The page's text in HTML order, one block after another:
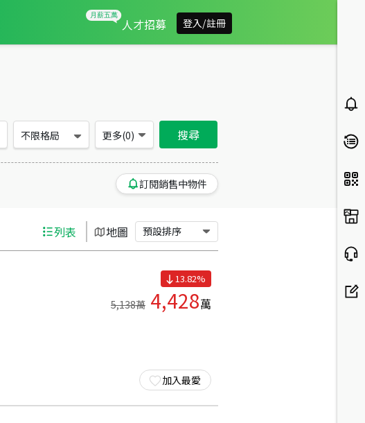
人才招募 登入/註冊
不限格局 更多(0) 搜尋
訂閱銷售中物件
列表 地圖 預設排序
13.82%
5,138萬 4,428萬
加入最愛